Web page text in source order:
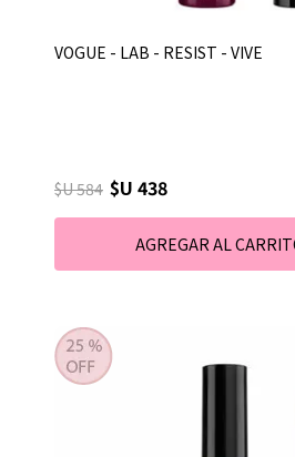
VOGUE - LAB - RESIST - VIVE
$U 584 $U 438